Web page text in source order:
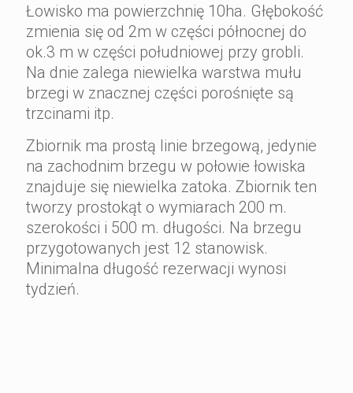
Łowisko ma powierzchnię 10ha. Głębokość
zmienia się od 2m w części północnej do
ok.3 m w części południowej przy grobli.
Na dnie zalega niewielka warstwa mułu
brzegi w znacznej części porośnięte są
trzcinami itp.
Zbiornik ma prostą linie brzegową, jedynie
na zachodnim brzegu w połowie łowiska
znajduje się niewielka zatoka. Zbiornik ten
tworzy prostokąt o wymiarach 200 m.
szerokości i 500 m. długości. Na brzegu
przygotowanych jest 12 stanowisk.
Minimalna długość rezerwacji wynosi
tydzień.